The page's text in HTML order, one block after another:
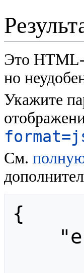
Это HTML-
но
Укажите
См.
{